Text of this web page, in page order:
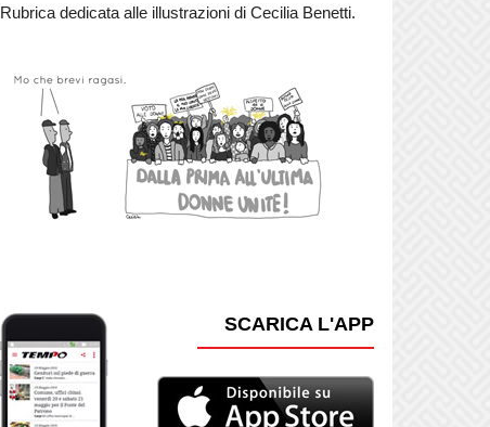
Rubrica dedicata alle illustrazioni di Cecilia Benetti.
SCARICA L'APP